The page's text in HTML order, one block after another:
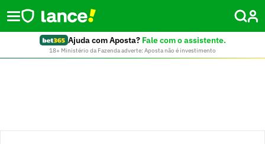
Ajuda com Aposta? Fale com o assistente.
18+ Ministério da Fazenda adverte: Aposta não é investimento